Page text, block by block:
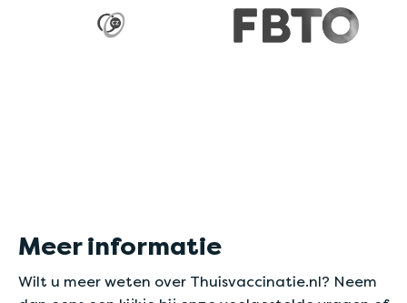
Meer informatie
Wilt u meer weten over Thuisvaccinatie.nl? Neem